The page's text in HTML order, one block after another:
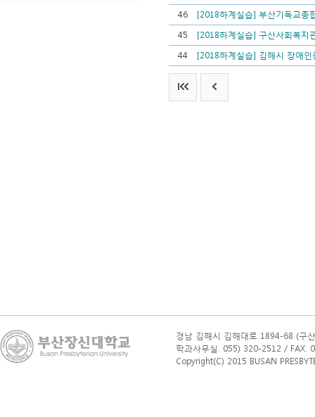
46
[2018하계실습] 부산기독교종
45
[2018하계실습] 구산사회복지
44
[2018하계실습] 김해시 장애인
경남 김해시 김해대로 1894-68 (구
학과사무실. 055) 320-2512 / FAX.
Copyright(C) 2015 BUSAN